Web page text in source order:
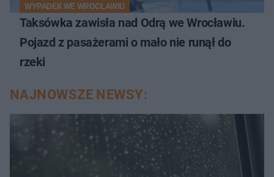
WYPADEK WE WROCŁAWIU
Taksówka zawisła nad Odrą we Wrocławiu.
Pojazd z pasażerami o mało nie runął do
rzeki
NAJNOWSZE NEWSY: